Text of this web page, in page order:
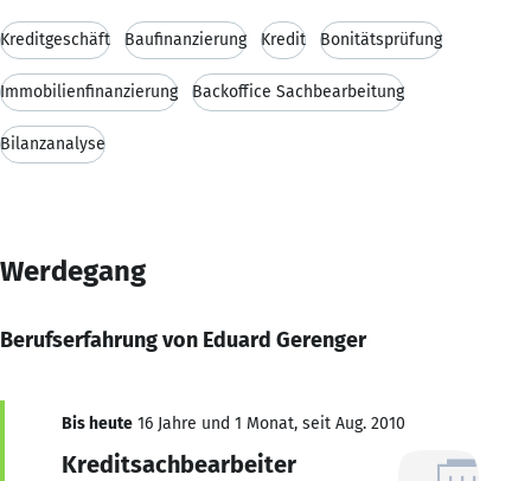
Kreditgeschäft Baufinanzierung Kredit Bonitätsprüfung
Immobilienfinanzierung Backoffice Sachbearbeitung
Bilanzanalyse
Werdegang
Berufserfahrung von Eduard Gerenger
Bis heute 16 Jahre und 1 Monat, seit Aug. 2010
Kreditsachbearbeiter